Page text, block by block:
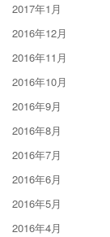
2017年1月
2016年12月
2016年11月
2016年10月
2016年9月
2016年8月
2016年7月
2016年6月
2016年5月
2016年4月